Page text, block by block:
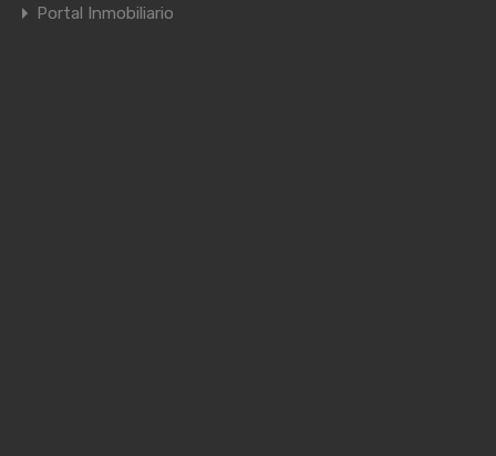
Portal Inmobiliario